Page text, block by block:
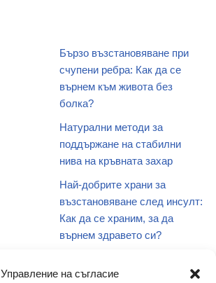
Управление на съгласие
Бързо възстановяване при
счупени ребра: Как да се
върнем към живота без
болка?
Натурални методи за
поддържане на стабилни
нива на кръвната захар
Най-добрите храни за
възстановяване след инсулт:
Как да се храним, за да
върнем здравето си?
мазнините и защо са опасни